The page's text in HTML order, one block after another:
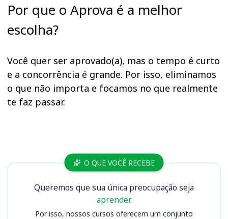
Por que o Aprova é a melhor
escolha?
Você quer ser aprovado(a), mas o tempo é curto
e a concorrência é grande. Por isso, eliminamos
o que não importa e focamos no que realmente
te faz passar.
Cursos O QUE VOCÊ RECEBE
Queremos que sua única preocupação seja
aprender.
Por isso, nossos cursos oferecem um conjunto